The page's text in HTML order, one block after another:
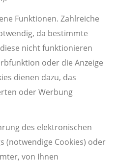
Funktionen. Zahlreiche
da bestimmte
nicht funktionieren
oder die Anzeige
dienen dazu, das
oder Werbung
des elektronischen
(notwendige Cookies) oder
von Ihnen